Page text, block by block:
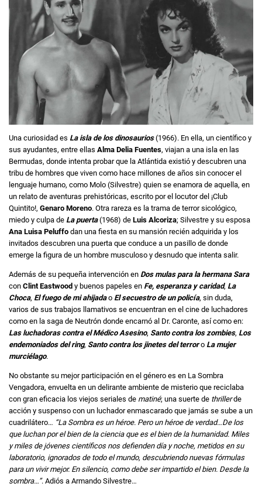
Una curiosidad es La isla de los dinosaurios(1966). En ella, un científico y
sus ayudantes, entre ellas Alma Delia Fuentes, viajan a una isla en las
Bermudas, donde intenta probar que la Atlántida existió y descubren una
tribu de hombres que viven como hace millones de años sin conocer el
lenguaje humano, como Molo (Silvestre) quien se enamora de aquella, en
un relato de aventuras prehistóricas, escrito por el locutor del ¡Club
Quintito!, Genaro Moreno. Otra rareza es la trama de terror sicológico,
miedo y culpa de La puerta(1968) de Luis Alcoriza; Silvestre y su esposa
Ana Luisa Peluffo dan una fiesta en su mansión recién adquirida y los
invitados descubren una puerta que conduce a un pasillo de donde
emerge la figura de un hombre musculoso y desnudo que intenta salir.
Además de su pequeña intervención en Dos mulas para la hermana Sara
con Clint Eastwood y buenos papeles en Fe, esperanza y caridad, La
Choca, El fuego de mi ahijadao El secuestro de un policía, sin duda,
varios de sus trabajos llamativos se encuentran en el cine de luchadores
como en la saga de Neutrón donde encarnó al Dr. Caronte, así como en:
Las luchadoras contra el Médico Asesino, Santo contra los zombies, Los
endemoniados del ring, Santo contra los jinetes del terroro La mujer
murciélago.
No obstante su mejor participación en el género es en La Sombra
Vengadora, envuelta en un delirante ambiente de misterio que reciclaba
con gran eficacia los viejos seriales de matiné; una suerte de thrillerde
acción y suspenso con un luchador enmascarado que jamás se sube a un
cuadrilátero… “La Sombra es un héroe. Pero un héroe de verdad…De los
que luchan por el bien de la ciencia que es el bien de la humanidad. Miles
y miles de jóvenes científicos nos defienden día y noche, metidos en su
laboratorio, ignorados de todo el mundo, descubriendo nuevas fórmulas
para un vivir mejor. En silencio, como debe ser impartido el bien. Desde la
sombra…”. Adiós a Armando Silvestre…